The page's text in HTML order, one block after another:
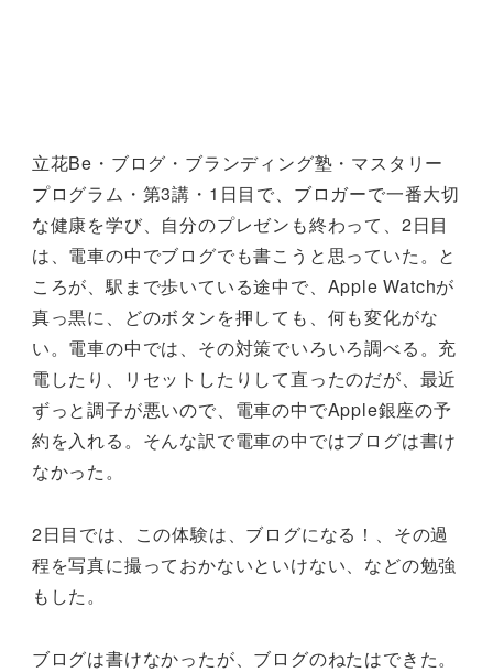
立花Be・ブログ・ブランディング塾・マスタリー
プログラム・第3講・1日目で、ブロガーで一番大切
な健康を学び、自分のプレゼンも終わって、2日目
は、電車の中でブログでも書こうと思っていた。と
ころが、駅まで歩いている途中で、Apple Watchが
真っ黒に、どのボタンを押しても、何も変化がな
い。電車の中では、その対策でいろいろ調べる。充
電したり、リセットしたりして直ったのだが、最近
ずっと調子が悪いので、電車の中でApple銀座の予
約を入れる。そんな訳で電車の中ではブログは書け
なかった。
2日目では、この体験は、ブログになる！、その過
程を写真に撮っておかないといけない、などの勉強
もした。
ブログは書けなかったが、ブログのねたはできた。